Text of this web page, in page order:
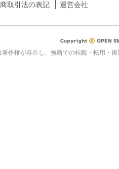
取引法の表記 運営会社
作権が存在し、無断での転載・転用・